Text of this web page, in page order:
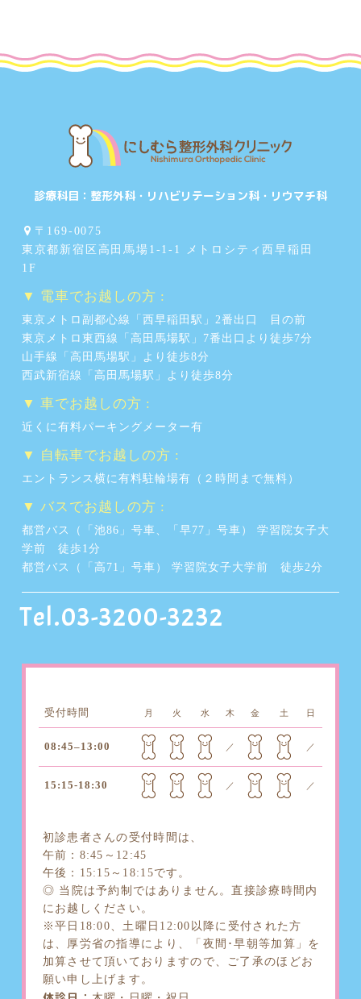
診療科目： 整形外科・リハビリテーション科・リウマチ科
〒169-0075
東京都新宿区高田馬場1-1-1 メトロシティ西早稲田
1F
▼ 電車でお越しの方 :
東京メトロ副都心線「西早稲田駅」2番出口 目の前
東京メトロ東西線「高田馬場駅」7番出口より徒歩7分
山手線「高田馬場駅」より徒歩8分
西武新宿線「高田馬場駅」より徒歩8分
▼ 車でお越しの方 :
近くに有料パーキングメーター有
▼ 自転車でお越しの方 :
エントランス横に有料駐輪場有（２時間まで無料）
▼ バスでお越しの方 :
都営バス（「池86」号車、「早77」号車） 学習院女子大
学前 徒歩1分
都営バス（「高71」号車） 学習院女子大学前 徒歩2分
Tel.03-3200-3232
受付時間 月 火 水 木 金 土 日
08:45–13:00 ／ ／
15:15-18:30 ／ ／
初診患者さんの受付時間は、
午前：8:45～12:45
午後：15:15～18:15です。
◎ 当院は予約制ではありません。直接診療時間内
にお越しください。
※平日18:00、土曜日12:00以降に受付された方
は、厚労省の指導により、「夜間･早朝等加算」を
加算させて頂いておりますので、ご了承のほどお
願い申し上げます。